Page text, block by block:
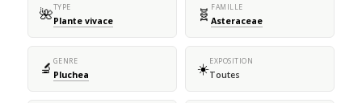
🌺TYPE
Plante vivace 🧬 FAMILLE
Asteraceae
🔬 GENRE
Pluchea ☀️EXPOSITION
Toutes